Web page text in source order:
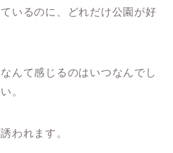
いるのに、どれだけ公園が好
んて感じるのはいつなんでし
。
われます。